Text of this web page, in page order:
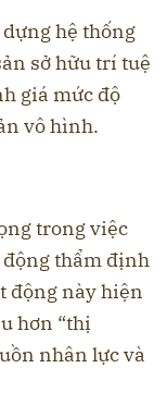
hệ thống
sở hữu trí tuệ
giá mức độ
vô hình.
trong việc
thẩm định
động này hiện
hơn “thị
nhân lực và